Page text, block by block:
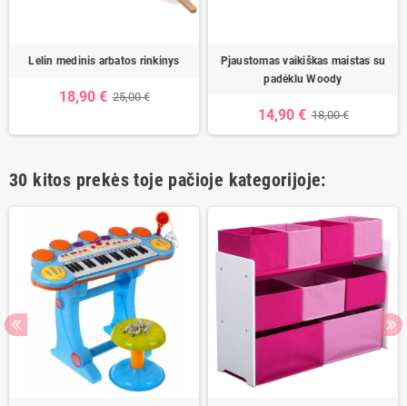
Lelin medinis arbatos rinkinys
18,90 € 25,00 €
Pjaustomas vaikiškas maistas su
padėklu Woody
14,90 € 18,00 €
30 kitos prekės toje pačioje kategorijoje: